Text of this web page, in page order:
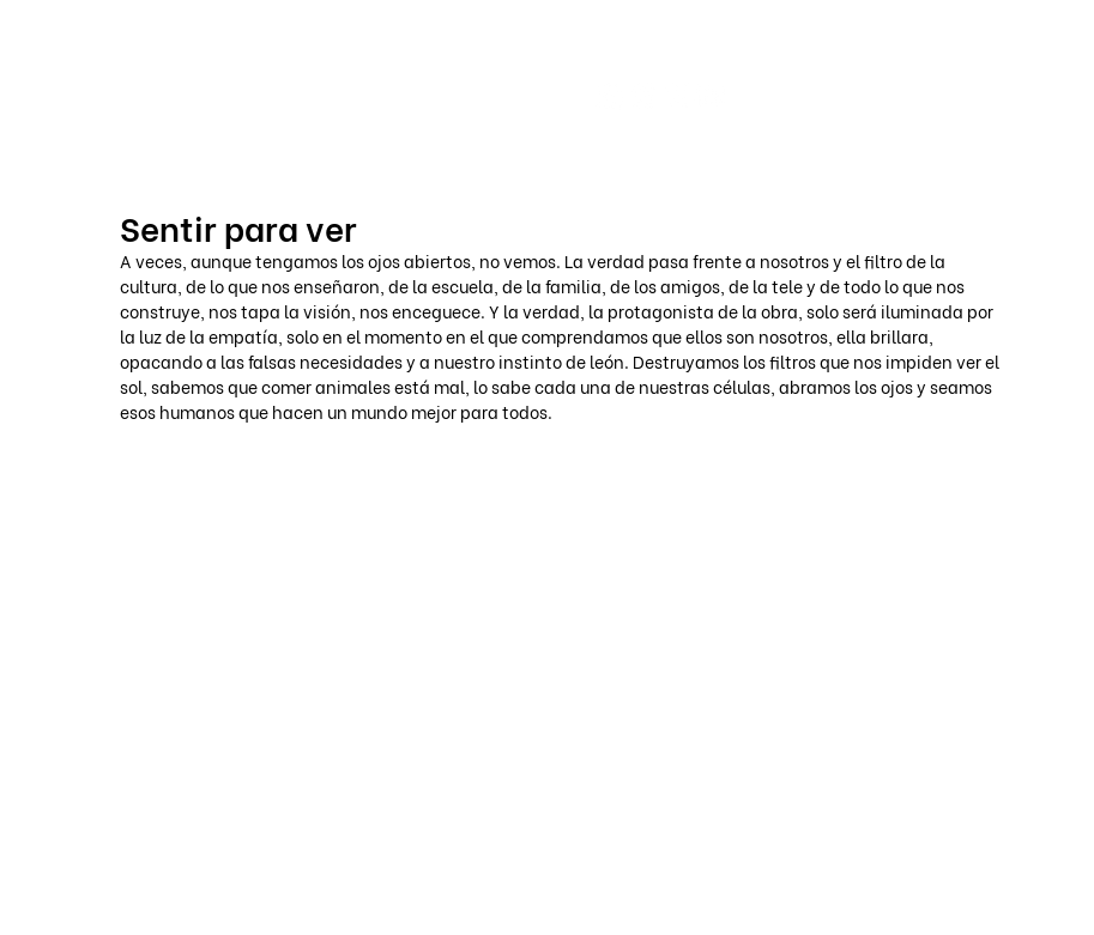
Sentir para ver
A veces, aunque tengamos los ojos abiertos, no vemos. La verdad pasa frente a nosotros y el filtro de la
cultura, de lo que nos enseñaron, de la escuela, de la familia, de los amigos, de la tele y de todo lo que nos
construye, nos tapa la visión, nos enceguece. Y la verdad, la protagonista de la obra, solo será iluminada por
la luz de la empatía, solo en el momento en el que comprendamos que ellos son nosotros, ella brillara,
opacando a las falsas necesidades y a nuestro instinto de león. Destruyamos los filtros que nos impiden ver el
sol, sabemos que comer animales está mal, lo sabe cada una de nuestras células, abramos los ojos y seamos
esos humanos que hacen un mundo mejor para todos.